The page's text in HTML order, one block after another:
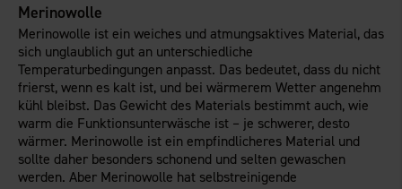
Merinowolle
Merinowolle ist ein weiches und atmungsaktives Material, das
sich unglaublich gut an unterschiedliche
Temperaturbedingungen anpasst. Das bedeutet, dass du nicht
frierst, wenn es kalt ist, und bei wärmerem Wetter angenehm
kühl bleibst. Das Gewicht des Materials bestimmt auch, wie
warm die Funktionsunterwäsche ist – je schwerer, desto
wärmer. Merinowolle ist ein empfindlicheres Material und
sollte daher besonders schonend und selten gewaschen
werden. Aber Merinowolle hat selbstreinigende